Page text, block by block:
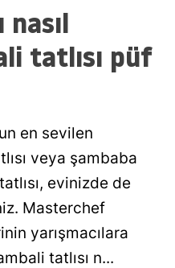
tatlısı püf
en sevilen
veya şambaba
evinizde de
Masterchef
yarışmacılara
tatlısı n...